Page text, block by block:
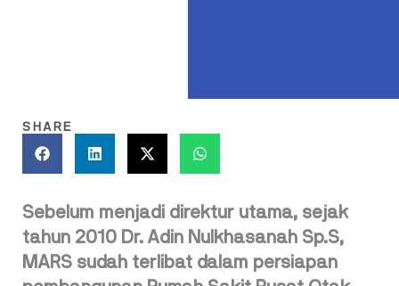
SHARE
Sebelum menjadi direktur utama, sejak
tahun 2010 Dr. Adin Nulkhasanah Sp.S,
MARS sudah terlibat dalam persiapan